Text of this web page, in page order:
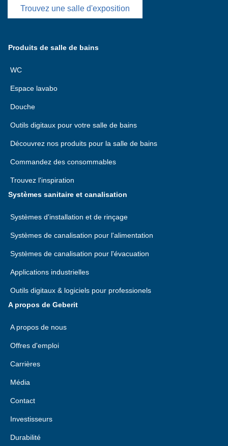
Trouvez une salle d'exposition
Produits de salle de bains
WC
Espace lavabo
Douche
Outils digitaux pour votre salle de bains
Découvrez nos produits pour la salle de bains
Commandez des consommables
Trouvez l'inspiration
Systèmes sanitaire et canalisation
Systèmes d'installation et de rinçage
Systèmes de canalisation pour l'alimentation
Systèmes de canalisation pour l'évacuation
Applications industrielles
Outils digitaux & logiciels pour professionels
A propos de Geberit
A propos de nous
Offres d'emploi
Carrières
Média
Contact
Investisseurs
Durabilité